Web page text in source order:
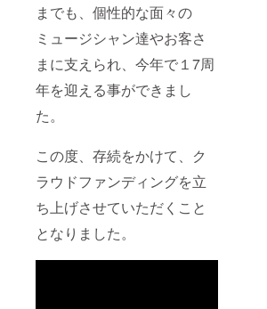
までも、個性的な面々の
ミュージシャン達やお客さ
まに支えられ、今年で１7周
年を迎える事ができまし
た。
この度、存続をかけて、ク
ラウドファンディングを立
ち上げさせていただくこと
となりました。